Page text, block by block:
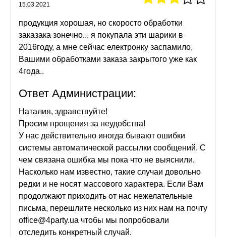
15.03.2021
продукция хорошая, но скоросто обработки
заказака зонечно... я покупала эти шарики в
2016году, а мне сейчас електронку заспамило,
Вашими обработками заказа закрытого уже как
4года..
Ответ Администрации:
Наталия, здравствуйте!
Просим прощения за неудобства!
У нас действительно иногда бывают ошибки
системы автоматической рассылки сообщений. С
чем связана ошибка мы пока что не выяснили.
Насколько нам известно, такие случаи довольно
редки и не носят массового характера. Если Вам
продолжают приходить от нас нежелательные
письма, перешлите несколько из них нам на почту
office@4party.ua чтобы мы попробовали
отследить конкретный случай.